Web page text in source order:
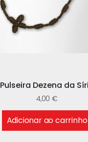
Pulseira Dezena da
4,00€
Adicionar ao carrinho